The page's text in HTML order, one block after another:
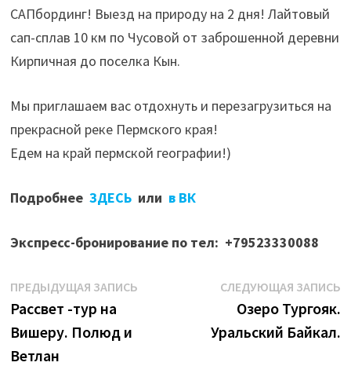
САПбординг! Выезд на природу на 2 дня! Лайтовый
сап-сплав 10 км по Чусовой от заброшенной деревни
Кирпичная до поселка Кын.
Мы приглашаем вас отдохнуть и перезагрузиться на
прекрасной реке Пермского края!
Едем на край пермской географии!)
Подробнее ЗДЕСЬили в ВК
Экспресс-бронирование по тел: +79523330088
Навигация
по
записям
ПРЕДЫДУЩАЯ ЗАПИСЬПредыдущая
Рассвет -тур на
Вишеру. Полюд и
Ветлан
СЛЕДУЮЩАЯ ЗАПИСЬ
Озеро Тургояк.
Уральский Байкал.